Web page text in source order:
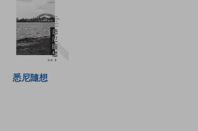
悉尼隨想